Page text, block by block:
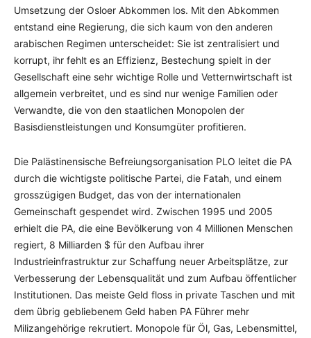
Umsetzung der Osloer Abkommen los. Mit den Abkommen
entstand eine Regierung, die sich kaum von den anderen
arabischen Regimen unterscheidet: Sie ist zentralisiert und
korrupt, ihr fehlt es an Effizienz, Bestechung spielt in der
Gesellschaft eine sehr wichtige Rolle und Vetternwirtschaft ist
allgemein verbreitet, und es sind nur wenige Familien oder
Verwandte, die von den staatlichen Monopolen der
Basisdienstleistungen und Konsumgüter profitieren.
Die Palästinensische Befreiungsorganisation PLO leitet die PA
durch die wichtigste politische Partei, die Fatah, und einem
grosszügigen Budget, das von der internationalen
Gemeinschaft gespendet wird. Zwischen 1995 und 2005
erhielt die PA, die eine Bevölkerung von 4 Millionen Menschen
regiert, 8 Milliarden $ für den Aufbau ihrer
Industrieinfrastruktur zur Schaffung neuer Arbeitsplätze, zur
Verbesserung der Lebensqualität und zum Aufbau öffentlicher
Institutionen. Das meiste Geld floss in private Taschen und mit
dem übrig gebliebenem Geld haben PA Führer mehr
Milizangehörige rekrutiert. Monopole für Öl, Gas, Lebensmittel,